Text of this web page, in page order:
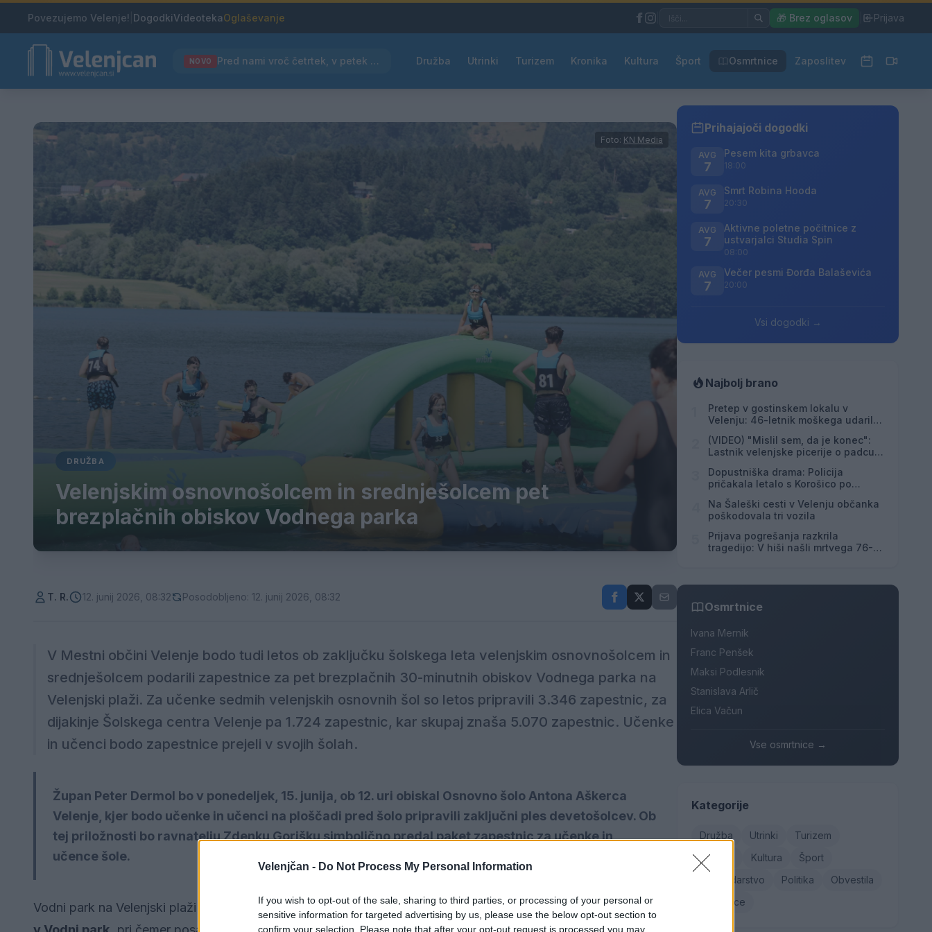
Velenjčan - Do Not Process My Personal Information
If you wish to opt-out of the sale, sharing to third parties, or processing of your personal or
sensitive information for targeted advertising by us, please use the below opt-out section to
confirm your selection. Please note that after your opt-out request is processed you may
Povezujemo Velenje! DogodkiVideotekaOglaševanje 🎁 Brez oglasov Prijava
NOVO Pred nami vroč četrtek, v petek osvežitev Družba Utrinki Turizem Kronika Kultura Šport Osmrtnice Zaposlitev
Foto: KN Media
DRUŽBA
Velenjskim osnovnošolcem in srednješolcem pet
brezplačnih obiskov Vodnega parka
T. R. 12. junij 2026, 08:32 Posodobljeno: 12. junij 2026, 08:32
V Mestni občini Velenje bodo tudi letos ob zaključku šolskega leta velenjskim osnovnošolcem in
srednješolcem podarili zapestnice za pet brezplačnih 30-minutnih obiskov Vodnega parka na
Velenjski plaži. Za učenke sedmih velenjskih osnovnih šol so letos pripravili 3.346 zapestnic, za
dijakinje Šolskega centra Velenje pa 1.724 zapestnic, kar skupaj znaša 5.070 zapestnic. Učenke
in učenci bodo zapestnice prejeli v svojih šolah.
Župan Peter Dermol bo v ponedeljek, 15. junija, ob 12. uri obiskal Osnovno šolo Antona Aškerca
Velenje, kjer bodo učenke in učenci na ploščadi pred šolo pripravili zaključni ples devetošolcev. Ob
tej priložnosti bo ravnatelju Zdenku Gorišku simbolično predal paket zapestnic za učenke in
učence šole.
Vodni park na Velenjski plaži bo začel delovati19. junija.Vsaka zapestnica omogoča pet brezplačnih vstopov
Prihajajoči dogodki
AVG
7
Pesem kita grbavca
18:00
AVG
7
Smrt Robina Hooda
20:30
AVG
7
Aktivne poletne počitnice z
ustvarjalci Studia Spin
08:00
AVG
7
Večer pesmi Đorđa Balaševića
20:00
Vsi dogodki →
Najbolj brano
Pretep v gostinskem lokalu v
Velenju: 46-letnik moškega udaril s
(VIDEO) "Mislil sem, da je konec":
Lastnik velenjske picerije o padcu s
Dopustniška drama: Policija
pričakala letalo s Korošico po
Na Šaleški cesti v Velenju občanka
poškodovala tri vozila
Prijava pogrešanja razkrila
tragedijo: V hiši našli mrtvega 76-
Osmrtnice
Ivana Mernik
Franc Penšek
Maksi Podlesnik
Stanislava Arlič
Elica Vačun
Vse osmrtnice →
Kategorije
Družba Utrinki
Turizem
Kronika
Kultura
Šport
Gospodarstvo
Politika
Obvestila
Osmrtnice